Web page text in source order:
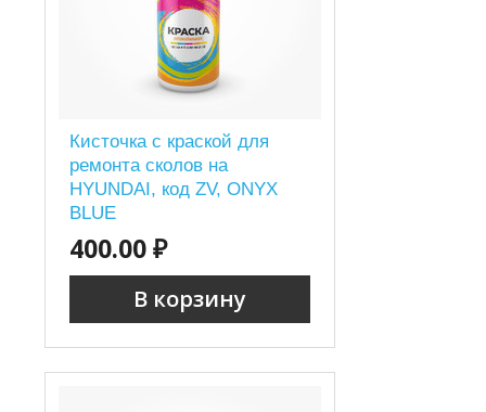
Кисточка с краской для
ремонта сколов на
HYUNDAI, код ZV, ONYX
BLUE
400.00 ₽
В корзину